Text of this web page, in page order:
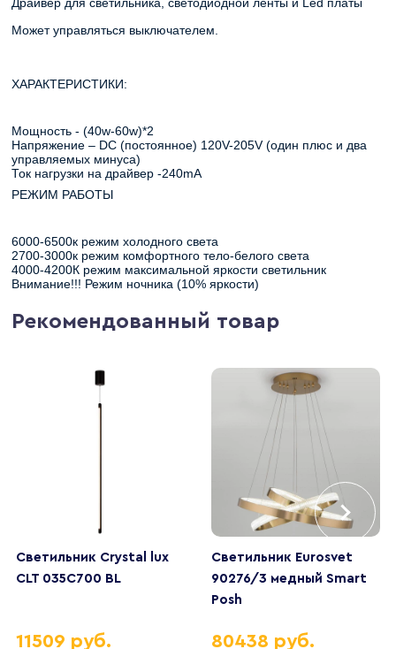
Может управляться выключателем.
ХАРАКТЕРИСТИКИ:
Мощность - (40w-60w)*2
Напряжение – DC (постоянное) 120V-205V (один плюс и два
управляемых минуса)
Ток нагрузки на драйвер -240mA
РЕЖИМ РАБОТЫ
6000-6500к режим холодного света
2700-3000к режим комфортного тело-белого света
4000-4200К режим максимальной яркости светильник
Внимание!!! Режим ночника (10% яркости)
Рекомендованный товар
Светильник Crystal lux
CLT 035C700 BL
11509 руб.
Светильник Eurosvet
90276/3 медный Smart
Posh
80438 руб.